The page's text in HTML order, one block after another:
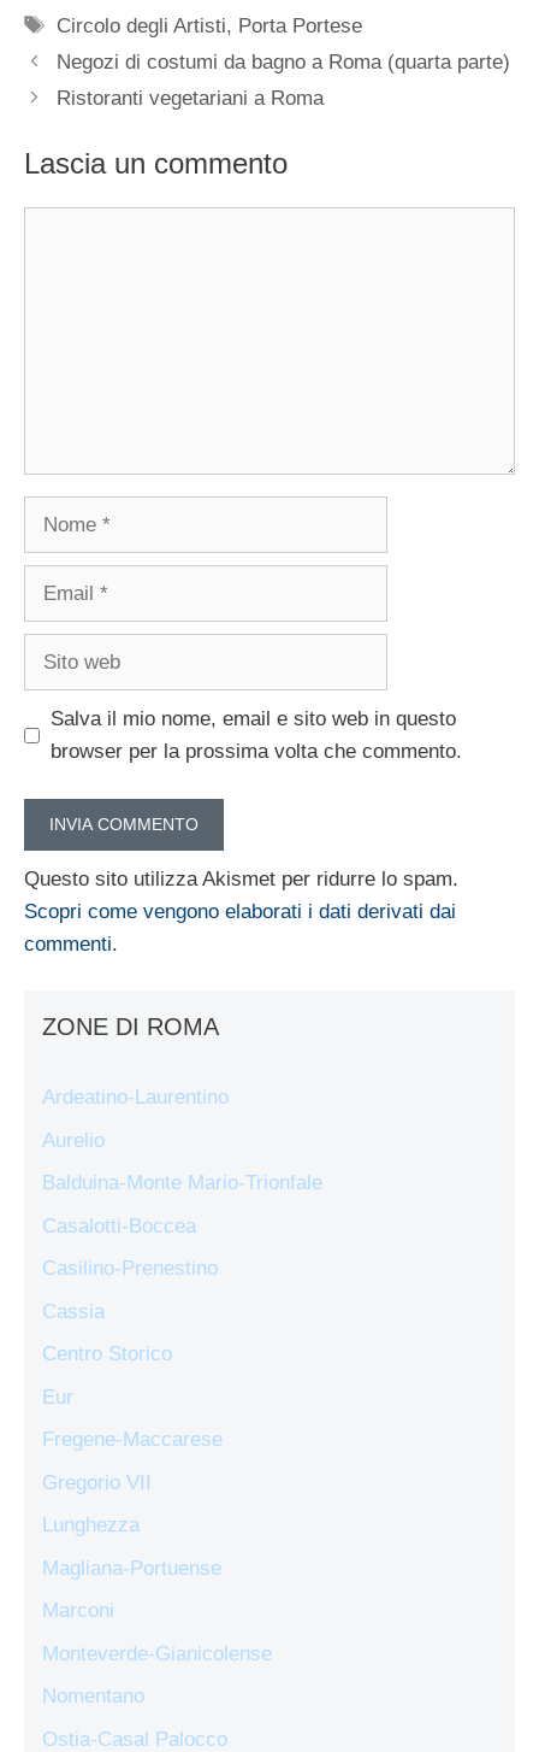
Tag
Circolo degli Artisti, Porta Portese
Negozi di costumi da bagno a Roma (quarta parte)
Ristoranti vegetariani a Roma
Lascia un commento
Nome
Email
Sito
Salva il mio nome, email e sito web in questo
browser per la prossima volta che commento.
Questo sito utilizza Akismet per ridurre lo spam.
Scopri come vengono elaborati i dati derivati dai
commenti.
ZONE DI ROMA
Ardeatino-Laurentino
Aurelio
Balduina-Monte Mario-Trionfale
Casalotti-Boccea
Casilino-Prenestino
Cassia
Centro Storico
Eur
Fregene-Maccarese
Gregorio VII
Lunghezza
Magliana-Portuense
Marconi
Monteverde-Gianicolense
Nomentano
Ostia-Casal Palocco